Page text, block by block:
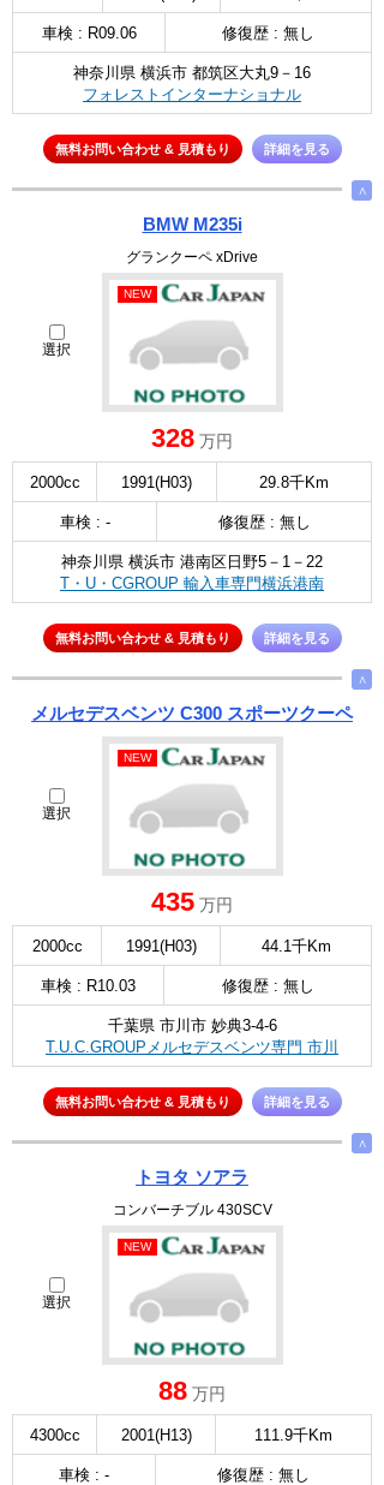
車検 : R09.06 修復歴 : 無し
神奈川県 横浜市 都筑区大丸9－16
フォレストインターナショナル
無料お問い合わせ & 見積もり 詳細を見る
∧
BMW M235i
グランクーペ xDrive
選択
NEW
328 万円
2000cc 1991(H03) 29.8千Km
車検 : - 修復歴 : 無し
神奈川県 横浜市 港南区日野5－1－22
T・U・CGROUP 輸入車専門横浜港南
無料お問い合わせ & 見積もり 詳細を見る
∧
メルセデスベンツ C300 スポーツクーペ
選択
NEW
435 万円
2000cc 1991(H03) 44.1千Km
車検 : R10.03 修復歴 : 無し
千葉県 市川市 妙典3-4-6
T.U.C.GROUPメルセデスベンツ専門 市川
無料お問い合わせ & 見積もり 詳細を見る
∧
トヨタ ソアラ
コンバーチブル 430SCV
選択
NEW
88 万円
4300cc 2001(H13) 111.9千Km
車検 : - 修復歴 : 無し